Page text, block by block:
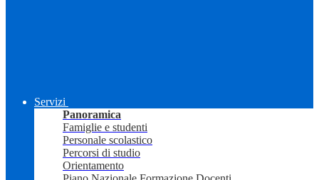
Servizi
Panoramica
Famiglie e studenti
Personale scolastico
Percorsi di studio
Orientamento